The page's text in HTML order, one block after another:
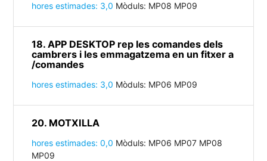
hores estimades: 3,0 Mòduls: MP08 MP09
18. APP DESKTOP rep les comandes dels
cambrers i les emmagatzema en un fitxer a
/comandes
hores estimades: 3,0 Mòduls: MP06 MP09
20. MOTXILLA
hores estimades: 0,0 Mòduls: MP06 MP07 MP08
MP09